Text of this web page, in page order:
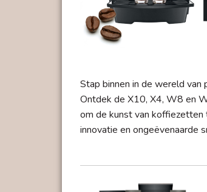
Stap binnen in de wereld
Ontdek de X10, X4, W8 en
om de kunst van koffiezetten
innovatie en ongeëvenaarde